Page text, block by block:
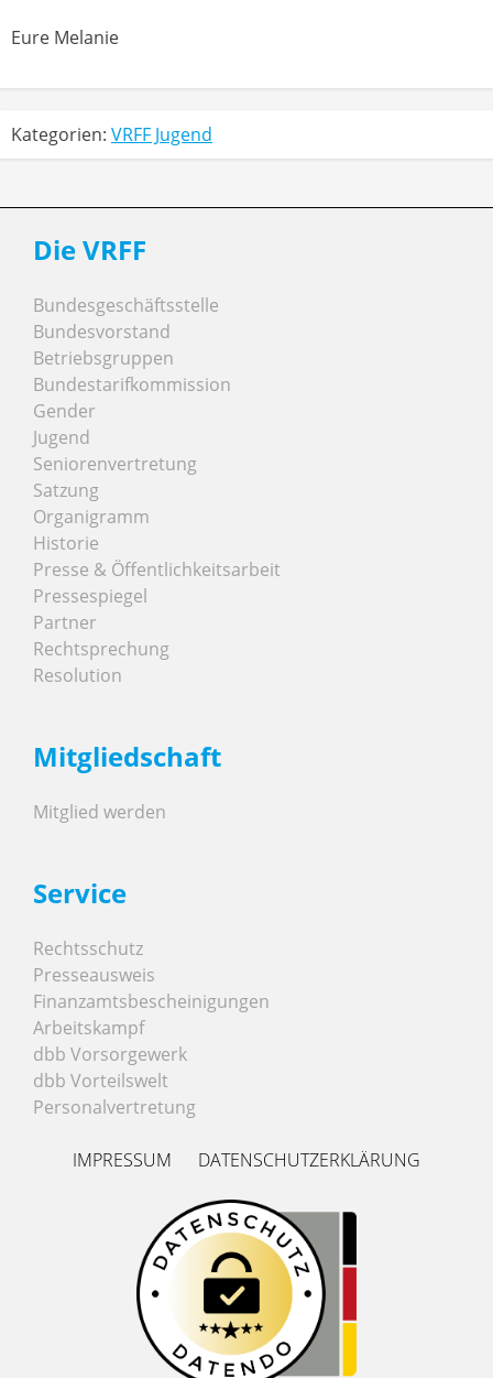
Eure Melanie
Kategorien: VRFF Jugend
Die VRFF
Bundesgeschäftsstelle
Bundesvorstand
Betriebsgruppen
Bundestarifkommission
Gender
Jugend
Seniorenvertretung
Satzung
Organigramm
Historie
Presse & Öffentlichkeitsarbeit
Pressespiegel
Partner
Rechtsprechung
Resolution
Mitgliedschaft
Mitglied werden
Service
Rechtsschutz
Presseausweis
Finanzamtsbescheinigungen
Arbeitskampf
dbb Vorsorgewerk
dbb Vorteilswelt
Personalvertretung
IMPRESSUM DATENSCHUTZERKLÄRUNG